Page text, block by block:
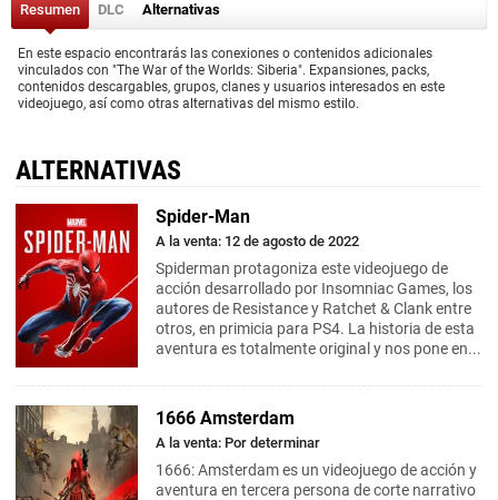
Resumen DLC Alternativas
En este espacio encontrarás las conexiones o contenidos adicionales
vinculados con "The War of the Worlds: Siberia". Expansiones, packs,
contenidos descargables, grupos, clanes y usuarios interesados en este
videojuego, así como otras alternativas del mismo estilo.
ALTERNATIVAS
Spider-Man
A la venta: 12 de agosto de 2022
Spiderman protagoniza este videojuego de
acción desarrollado por Insomniac Games, los
autores de Resistance y Ratchet & Clank entre
otros, en primicia para PS4. La historia de esta
aventura es totalmente original y nos pone en...
1666 Amsterdam
A la venta: Por determinar
1666: Amsterdam es un videojuego de acción y
aventura en tercera persona de corte narrativo